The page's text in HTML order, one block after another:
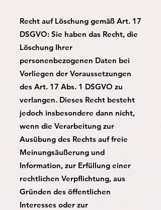
Recht auf Löschung gemäß Art. 17
DSGVO: Sie haben das Recht, die
Löschung Ihrer
personenbezogenen Daten bei
Vorliegen der Voraussetzungen
des Art. 17 Abs. 1 DSGVO zu
verlangen. Dieses Recht besteht
jedoch insbesondere dann nicht,
wenn die Verarbeitung zur
Ausübung des Rechts auf freie
Meinungsäußerung und
Information, zur Erfüllung einer
rechtlichen Verpflichtung, aus
Gründen des öffentlichen
Interesses oder zur